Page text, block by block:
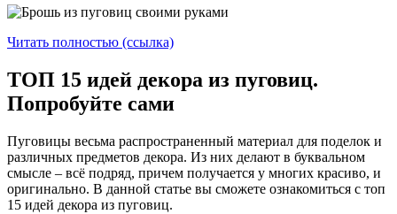
Читать полностью (ссылка)
ТОП 15 идей декора из пуговиц.
Попробуйте сами
Пуговицы весьма распространенный материал для поделок и
различных предметов декора. Из них делают в буквальном
смысле – всё подряд, причем получается у многих красиво, и
оригинально. В данной статье вы сможете ознакомиться с топ
15 идей декора из пуговиц.